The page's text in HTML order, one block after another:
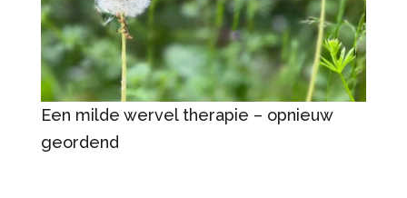
Een milde wervel therapie – opnieuw
geordend